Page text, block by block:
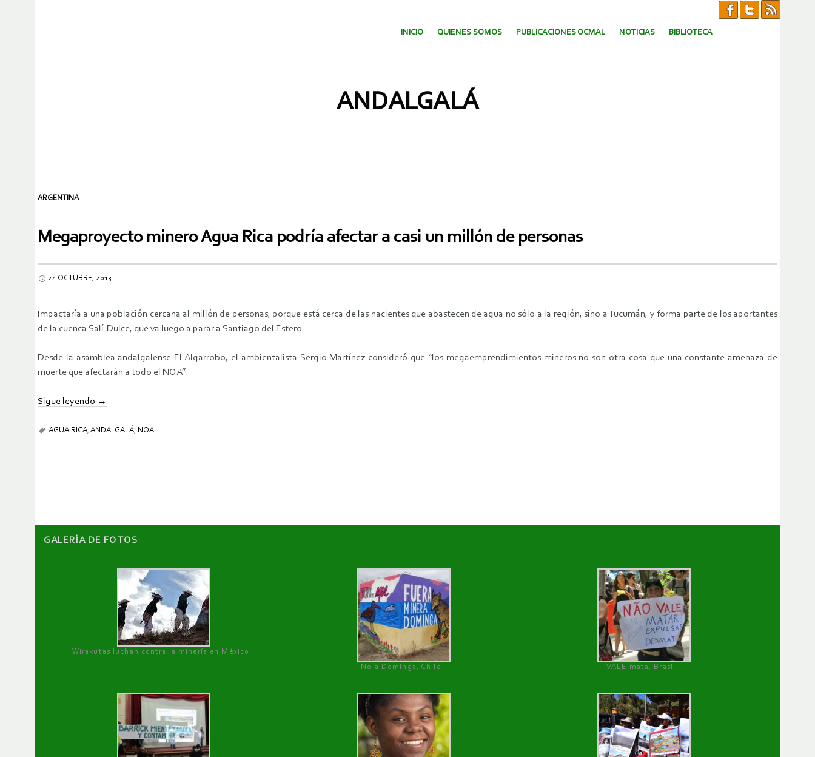
SALTAR AL CONTENIDO.
INICIO QUIENES SOMOS PUBLICACIONES OCMAL NOTICIAS BIBLIOTECA
ANDALGALÁ
ARGENTINA
Megaproyecto minero Agua Rica podría afectar a casi un millón de personas
24 OCTUBRE, 2013
Impactaría a una población cercana al millón de personas, porque está cerca de las nacientes que abastecen de agua no sólo a la región, sino a Tucumán, y forma parte de los aportantes
de la cuenca Salí-Dulce, que va luego a parar a Santiago del Estero
Desde la asamblea andalgalense El Algarrobo, el ambientalista Sergio Martínez consideró que “los megaemprendimientos mineros no son otra cosa que una constante amenaza de
muerte que afectarán a todo el NOA”.
Sigue leyendo →
AGUA RICA, ANDALGALÁ, NOA
GALERÌA DE FOTOS
Wirakutas luchan contra la minería en México
No a Dominga, Chile
VALE mata, Brasil